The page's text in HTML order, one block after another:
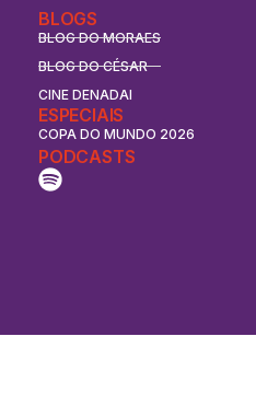
BLOGS
BLOG DO MORAES
BLOG DO CÉSAR
CINE DENADAI
ESPECIAIS
COPA DO MUNDO 2026
PODCASTS